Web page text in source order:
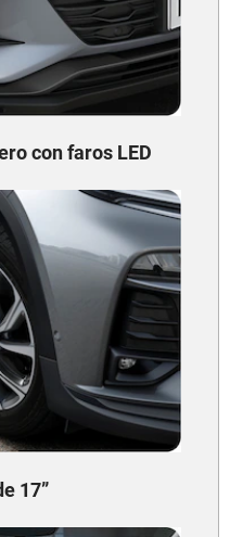
con faros LED
17”